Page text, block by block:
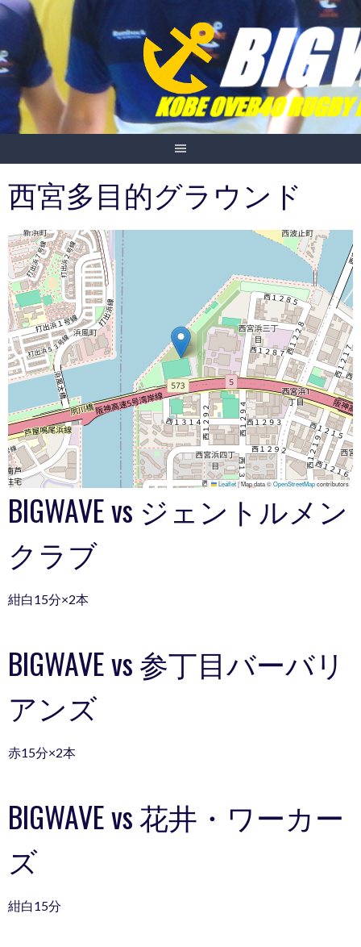
Skip
content
西宮多目的グラウンド
Leaflet|Map data ©OpenStreetMapcontributors
BIGWAVE vs ジェントルメン
クラブ
紺白15分×2本
BIGWAVE vs 参丁目バーバリ
アンズ
赤15分×2本
BIGWAVE vs 花井・ワーカー
ズ
紺白15分